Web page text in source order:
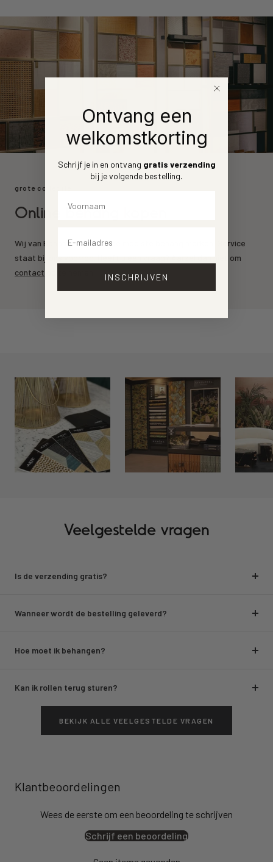
grote collectie
Online behang kopen
Wij van Behang.nl leveren de mooiste behang merken. Service
staat bij ons voorrop. Heeft u een vraag? Aarzel dan niet om
contact
Veelgestelde vragen
Is de verzending gratis?
Wanneer wordt de bestelling geleverd?
Hoe moet ik behangen?
Kan ik rollen terug sturen?
BEKIJK ALLE VEELGESTELDE VRAGEN
Klantbeoordelingen
Wees de eerste om een beoordeling te schrijven
Schrijf een beoordeling
Ontvang een
welkomstkorting
Schrijf je in en ontvang gratis verzending
bij je volgende bestelling.
INSCHRIJVEN